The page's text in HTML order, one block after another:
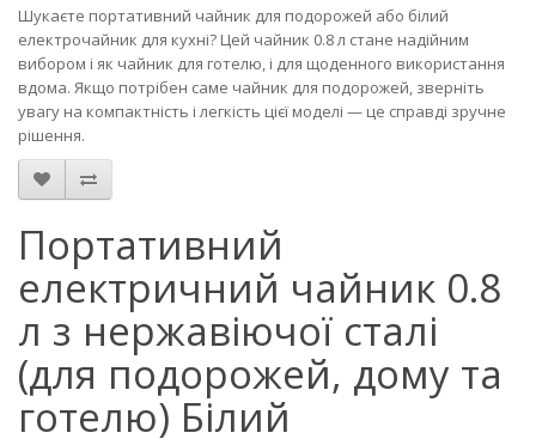
Шукаєте портативний чайник для подорожей або білий
електрочайник для кухні? Цей чайник 0.8 л стане надійним
вибором і як чайник для готелю, і для щоденного використання
вдома. Якщо потрібен саме чайник для подорожей, зверніть
увагу на компактність і легкість цієї моделі — це справді зручне
рішення.
Портативний
електричний чайник 0.8
л з нержавіючої сталі
(для подорожей, дому та
готелю) Білий